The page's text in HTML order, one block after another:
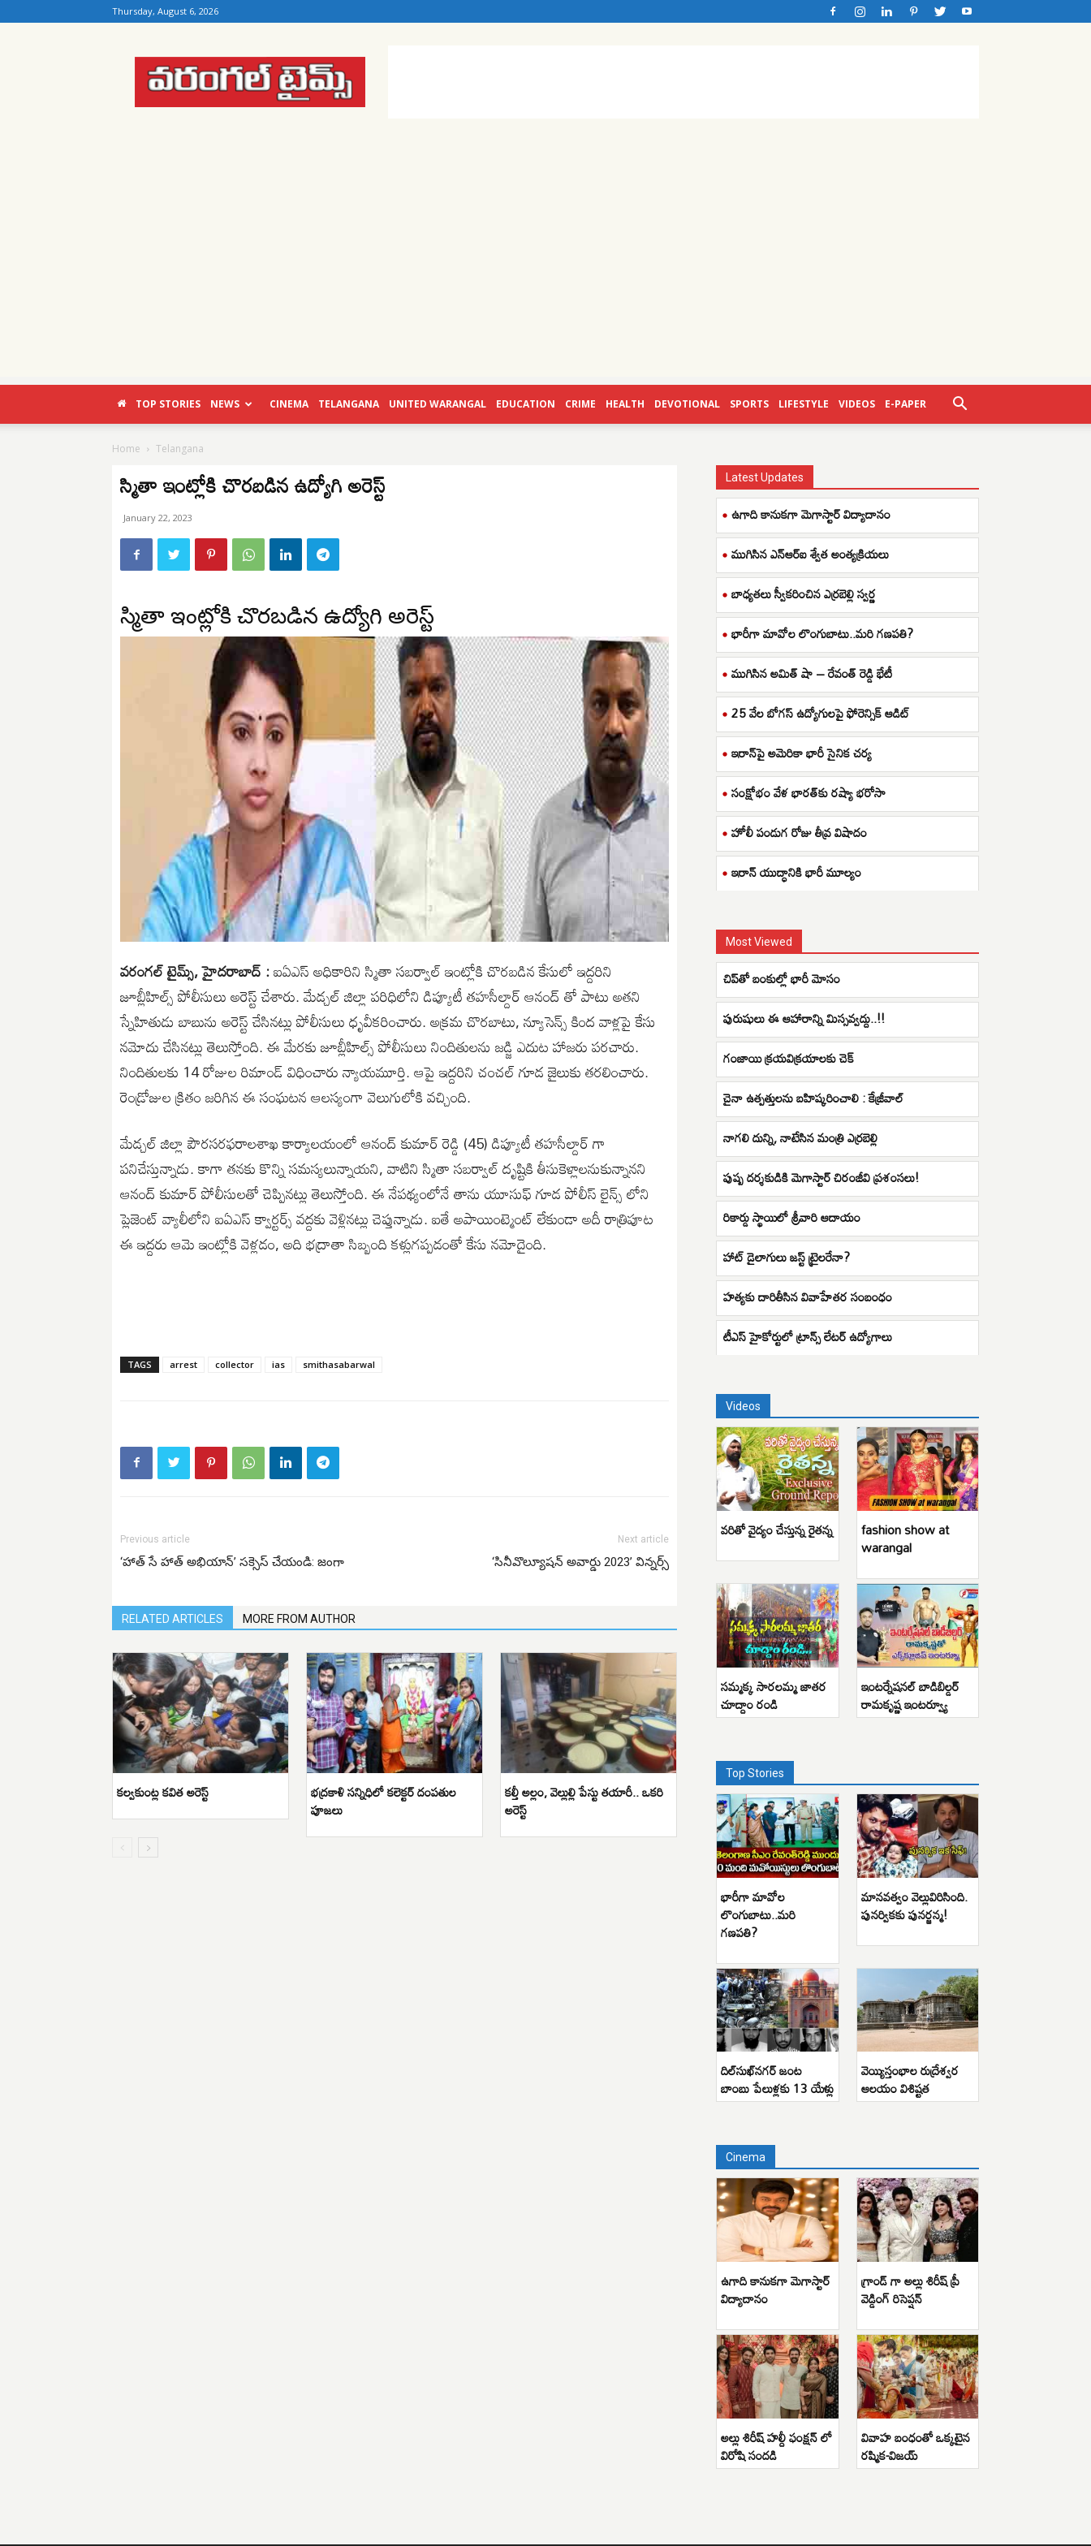
Thursday, August 6, 2026
Warangal
Times
TOP STORIES NEWS CINEMA TELANGANA UNITED WARANGAL EDUCATION CRIME HEALTH DEVOTIONAL SPORTS LIFESTYLE VIDEOS E-PAPER
Home Telangana
స్మితా ఇంట్లోకి చొరబడిన ఉద్యోగి అరెస్ట్
January 22, 2023
స్మితా ఇంట్లోకి చొరబడిన ఉద్యోగి అరెస్ట్
వరంగల్ టైమ్స్, హైదరాబాద్ :ఐఏఎస్ అధికారిని స్మితా సబర్వాల్ ఇంట్లోకి చొరబడిన కేసులో ఇద్దరిని
జూబ్లీహిల్స్ పోలీసులు అరెస్ట్ చేశారు. మేడ్చల్ జిల్లా పరిధిలోని డిప్యూటీ తహసీల్దార్ ఆనంద్ తో పాటు అతని
స్నేహితుడు బాబును అరెస్ట్ చేసినట్లు పోలీసులు ధృవీకరించారు. అక్రమ చొరబాటు, న్యూసెన్స్ కింద వాళ్లపై కేసు
నమోదు చేసినట్లు తెలుస్తోంది. ఈ మేరకు జూబ్లీహిల్స్ పోలీసులు నిందితులను జడ్జి ఎదుట హాజరు పరచారు.
నిందితులకు 14 రోజుల రిమాండ్ విధించారు న్యాయమూర్తి. ఆపై ఇద్దరిని చంచల్ గూడ జైలుకు తరలించారు.
రెండ్రోజుల క్రితం జరిగిన ఈ సంఘటన ఆలస్యంగా వెలుగులోకి వచ్చింది.
మేడ్చల్ జిల్లా పౌరసరఫరాలశాఖ కార్యాలయంలో ఆనంద్ కుమార్ రెడ్డి (45) డిప్యూటీ తహసీల్దార్ గా
పనిచేస్తున్నాడు. కాగా తనకు కొన్ని సమస్యలున్నాయని, వాటిని స్మితా సబర్వాల్ దృష్టికి తీసుకెళ్లాలనుకున్నానని
ఆనంద్ కుమార్ పోలీసులతో చెప్పినట్లు తెలుస్తోంది. ఈ నేపథ్యంలోనే తాను యూసుఫ్ గూడ పోలీస్ లైన్స్ లోని
ప్లెజెంట్ వ్యాలీలోని ఐఏఎస్ క్వార్టర్స్ వద్దకు వెళ్లినట్లు చెప్తున్నాడు. ఐతే అపాయింట్మెంట్ లేకుండా అదీ రాత్రిపూట
ఈ ఇద్దరు ఆమె ఇంట్లోకి వెళ్లడం, అది భద్రాతా సిబ్బంది కళ్లుగప్పడంతో కేసు నమోదైంది.
TAGS arrest collector ias smithasabarwal
Previous article
‘హాత్ సే హాత్ అభియాన్’ సక్సెస్ చేయండి: జంగా
Next article
‘సినీవొల్యూషన్ అవార్డు 2023’ విన్నర్స్
RELATED ARTICLES MORE FROM AUTHOR
కల్వకుంట్ల కవిత అరెస్ట్ భద్రకాళి సన్నిధిలో కలెక్టర్ దంపతుల
పూజలు
కల్తీ అల్లం, వెల్లుల్లి పేస్టు తయారీ.. ఒకరి
అరెస్ట్
Latest Updates
ఉగాది కానుకగా మెగాస్టార్ విద్యాదానం
ముగిసిన ఎన్ఆర్ఐ శ్వేత అంత్యక్రియలు
బాధ్యతలు స్వీకరించిన ఎర్రబెల్లి స్వర్ణ
భారీగా మావోల లొంగుబాటు..మరి గణపతి?
ముగిసిన అమిత్ షా – రేవంత్ రెడ్డి భేటీ
25 వేల బోగస్ ఉద్యోగులపై ఫోరెన్సిక్ ఆడిట్
ఇరాన్‌పై అమెరికా భారీ సైనిక చర్య
సంక్షోభం వేళ భారత్‌కు రష్యా భరోసా
హోలీ పండుగ రోజు తీవ్ర విషాదం
ఇరాన్ యుద్ధానికి భారీ మూల్యం
Most Viewed
చిప్‌తో బంకుల్లో భారీ మోసం
పురుషులు ఈ ఆహారాన్ని మిస్సవ్వద్దు..!!
గంజాయి క్రయవిక్రయాలకు చెక్
చైనా ఉత్పత్తులను బహిష్కరించాలి : కేజ్రీవాల్
నాగలి దున్ని, నాటేసిన మంత్రి ఎర్రబెల్లి
పుష్ప దర్శకుడికి మెగాస్టార్ చిరంజీవి ప్రశంసలు!
రికార్డు స్థాయిలో శ్రీవారి ఆదాయం
హాట్ డైలాగులు జస్ట్ ట్రైలరేనా?
హత్యకు దారితీసిన వివాహేతర సంబంధం
టీఎస్ హైకోర్టులో ట్రాన్స్ లేటర్ ఉద్యోగాలు
Videos
వరితో వైద్యం చేస్తున్న రైతన్న fashion show at
warangal
సమ్మక్క సారలమ్మ జాతర
చూద్దాం రండి
ఇంటర్నేషనల్ బాడిబిల్డర్
రామకృష్ణ ఇంటర్వ్యూ
Top Stories
భారీగా మావోల
లొంగుబాటు..మరి
గణపతి?
మానవత్వం వెల్లువిరిసింది.
పునర్వికకు పునర్జన్మ!
దిల్‌సుఖ్‌నగర్ జంట
బాంబు పేలుళ్లకు 13 యేళ్లు
వెయ్యిస్తంభాల రుద్రేశ్వర
ఆలయం విశిష్టత
Cinema
ఉగాది కానుకగా మెగాస్టార్
విద్యాదానం
గ్రాండ్ గా అల్లు శిరీష్ ప్రీ
వెడ్డింగ్ రిసెప్షన్
అల్లు శిరీష్ హల్దీ ఫంక్షన్ లో
విరోషి సందడి
వివాహ బంధంతో ఒక్కటైన
రష్మిక-విజయ్